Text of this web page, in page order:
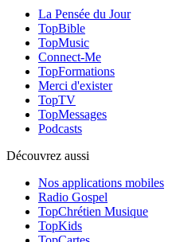
La Pensée du Jour
TopBible
TopMusic
Connect-Me
TopFormations
Merci d'exister
TopTV
TopMessages
Podcasts
Découvrez aussi
Nos applications mobiles
Radio Gospel
TopChrétien Musique
TopKids